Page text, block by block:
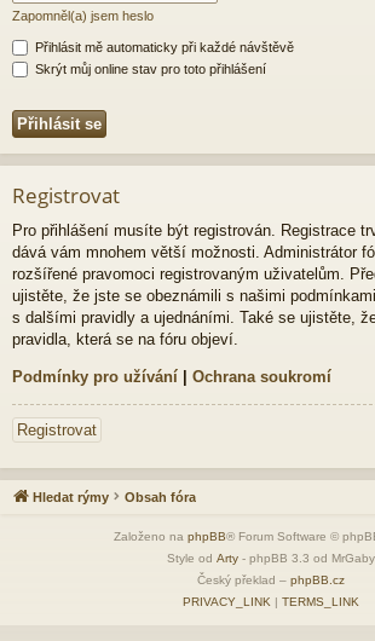
Zapomněl(a) jsem heslo
Přihlásit mě automaticky při každé návštěvě
Skrýt můj online stav pro toto přihlášení
Registrovat
Pro přihlášení musíte být registrován. Registrace
dává vám mnohem větší možnosti. Administrátor
rozšířené pravomoci registrovaným uživatelům.
ujistěte, že jste se obeznámili s našimi
s dalšími pravidly a ujednáními. Také se ujistěte,
pravidla, která se na fóru objeví.
Podmínky pro užívání | Ochrana soukromí
Registrovat
Hledat rýmy Obsah fóra
Založeno na phpBB® Forum Software ©
Style od Arty - phpBB 3.3 od MrGaby
Český překlad – phpBB.cz
PRIVACY_LINK | TERMS_LINK